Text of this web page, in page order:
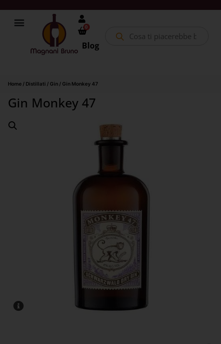
0
Blog
Home / Distillati / Gin / Gin Monkey 47
Gin Monkey 47